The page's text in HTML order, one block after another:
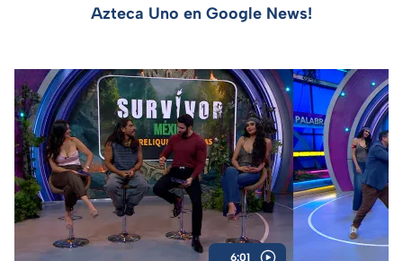
Azteca Uno en Google News!
6:01